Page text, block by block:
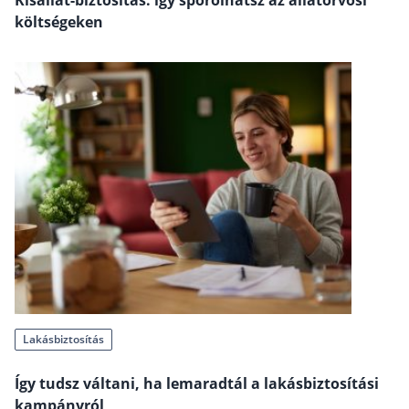
Rólunk
Kapcsolat
Karrier
költségeken
Lakásbiztosítás
Így tudsz váltani, ha lemaradtál a lakásbiztosítási